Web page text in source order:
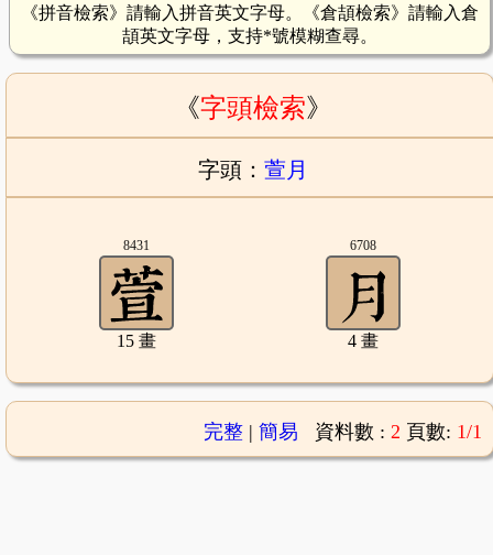
《拼音檢索》請輸入拼音英文字母。《倉頡檢索》請輸入倉
頡英文字母，支持*號模糊查尋。
《字頭檢索》
字頭： 萱月
8431
15 畫
6708
4 畫
完整| 簡易 資料數 : 2 頁數: 1/1